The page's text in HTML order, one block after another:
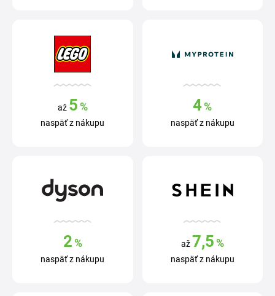
až 5%
naspäť z nákupu
4%
naspäť z nákupu
2%
naspäť z nákupu
až 7,5%
naspäť z nákupu